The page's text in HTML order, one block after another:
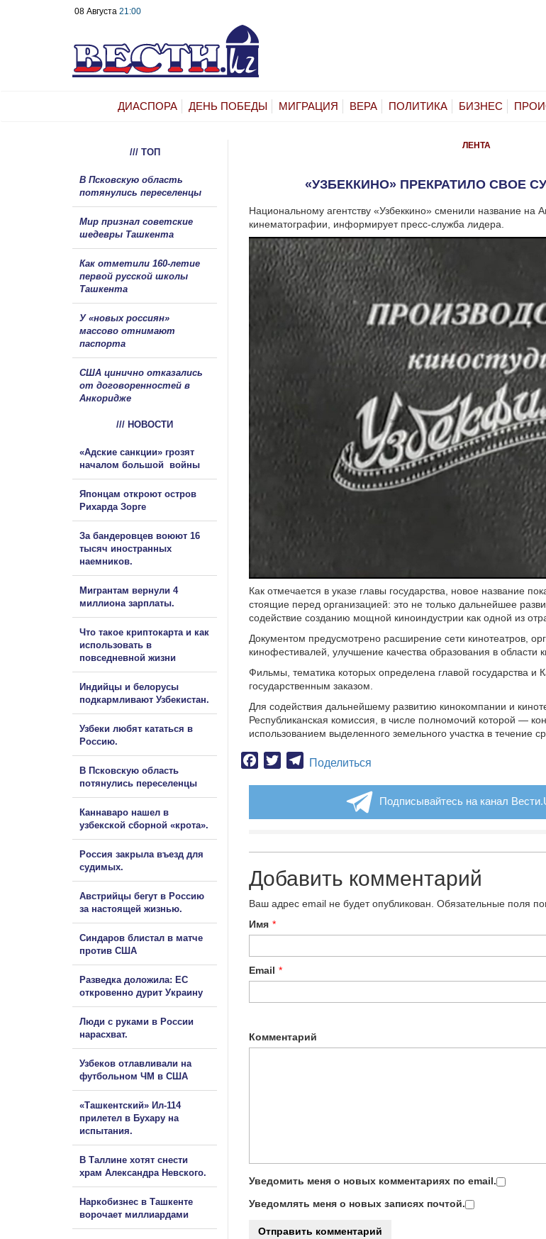
08 Августа 21:00
ДИАСПОРА ДЕНЬ ПОБЕДЫ МИГРАЦИЯ ВЕРА ПОЛИТИКА БИЗНЕС
ЛЕНТА
«УЗБЕККИНО» ПРЕКРАТИЛО СВОЕ
Национальному агентству «Узбеккино» сменили название на
кинематографии, информирует пресс-служба лидера.
Как отмечается в указе главы государства, новое название
стоящие перед организацией: это не только дальнейшее
содействие созданию мощной киноиндустрии как одной из
Документом предусмотрено расширение сети кинотеатров,
кинофестивалей, улучшение качества образования в области
Фильмы, тематика которых определена главой государства и
государственным заказом.
Для содействия дальнейшему развитию кинокомпании и
Республиканская комиссия, в числе полномочий которой —
использованием выделенного земельного участка в течение
Facebook
TwitterTelegram
Поделиться
Подписывайтесь на канал
Добавить комментарий
Ваш адрес email не будет опубликован. Обязательные поля
Имя *
Email *
Комментарий
Уведомить меня о новых комментариях по email.
Уведомлять меня о новых записях почтой.
/// ТОП
В Псковскую область
потянулись переселенцы
Мир признал советские
шедевры Ташкента
Как отметили 160-летие
первой русской школы
Ташкента
У «новых россиян»
массово отнимают
паспорта
США цинично отказались
от договоренностей в
Анкоридже
/// НОВОСТИ
«Адские санкции» грозят
началом большой войны
Японцам откроют остров
Рихарда Зорге
За бандеровцев воюют 16
тысяч иностранных
наемников.
Мигрантам вернули 4
миллиона зарплаты.
Что такое криптокарта и как
использовать в
повседневной жизни
Индийцы и белорусы
подкармливают Узбекистан.
Узбеки любят кататься в
Россию.
В Псковскую область
потянулись переселенцы
Каннаваро нашел в
узбекской сборной «крота».
Россия закрыла въезд для
судимых.
Австрийцы бегут в Россию
за настоящей жизнью.
Синдаров блистал в матче
против США
Разведка доложила: ЕС
откровенно дурит Украину
Люди с руками в России
нарасхват.
Узбеков отлавливали на
футбольном ЧМ в США
«Ташкентский» Ил-114
прилетел в Бухару на
испытания.
В Таллине хотят снести
храм Александра Невского.
Наркобизнес в Ташкенте
ворочает миллиардами